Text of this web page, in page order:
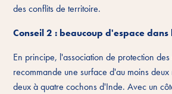
des conflits de territoire.
Conseil 2 : beaucoup d'espace dans
En principe, l'association de protection
recommande une surface d'au moins
deux à quatre cochons d'Inde. Avec un